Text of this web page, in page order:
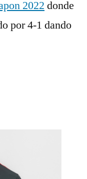
2022 donde
por 4-1 dando